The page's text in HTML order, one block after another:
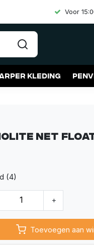
Voor
kleding
Net
(4)
+
Toevoegen aan